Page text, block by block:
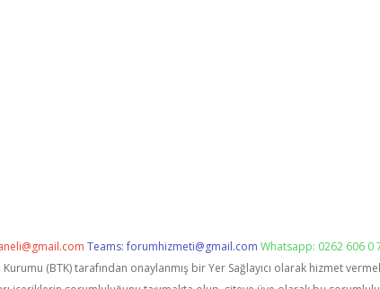
Teams:forumhizmeti@gmail.com Whatsapp: 0262 606 0
(BTK) tarafından onaylanmış bir Yer Sağlayıcı olarak hizmet